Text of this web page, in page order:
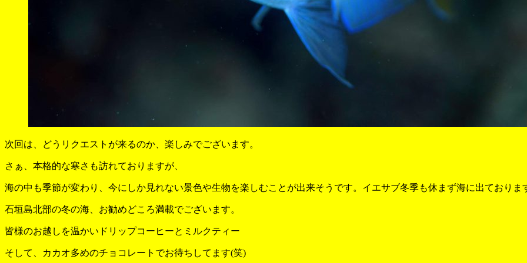
次回は、どうリクエストが来るのか、楽しみでございます。
さぁ、本格的な寒さも訪れておりますが、
海の中も季節が変わり、今にしか見れない景色や生物を楽しむことが出来そうです。イエサブ冬季も休まず海に出ておりま
石垣島北部の冬の海、お勧めどころ満載でございます。
皆様のお越しを温かいドリップコーヒーとミルクティー
そして、カカオ多めのチョコレートでお待ちしてます(笑)